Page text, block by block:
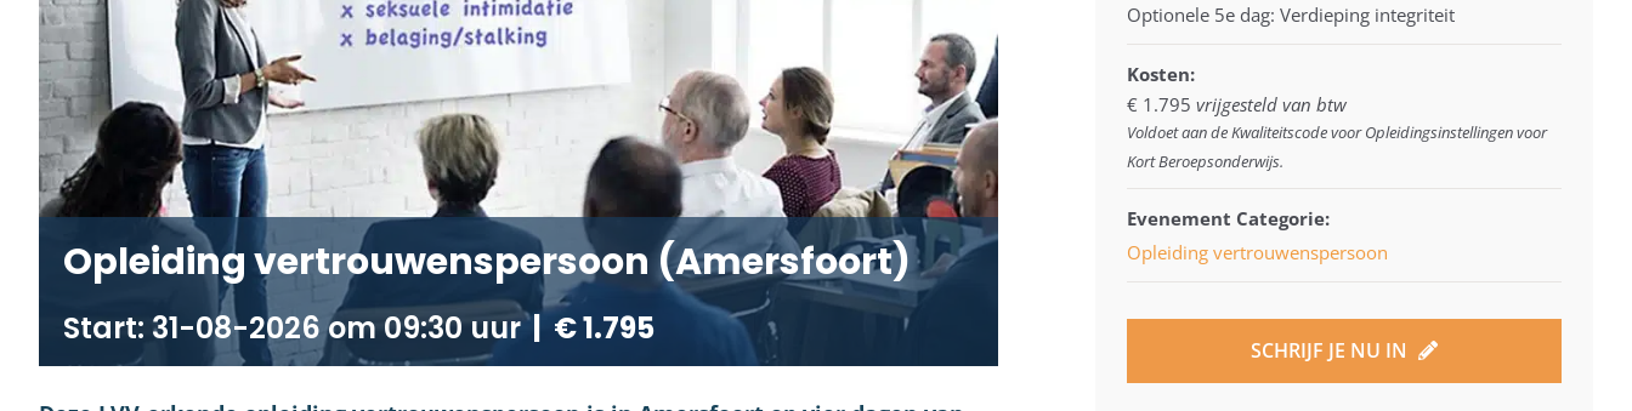
Opleiding vertrouwenspersoon (Amersfoort)
31-08-2026 om 09:30 | € 1.795
Optionele 5e dag: Verdieping integriteit
Kosten:
€ 1.795 vrijgesteld van btw
Voldoet aan de Kwaliteitscode voor Opleidingsinstellingen voor
Kort Beroepsonderwijs.
Evenement Categorie:
Opleiding vertrouwenspersoon
SCHRIJF JE NU IN